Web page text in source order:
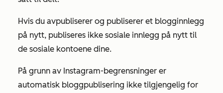
Hvis du avpubliserer og publiserer et blogginnlegg
på nytt, publiseres ikke sosiale innlegg på nytt til
de sosiale kontoene dine.
På grunn av Instagram-begrensninger er
automatisk bloggpublisering ikke tilgjengelig for